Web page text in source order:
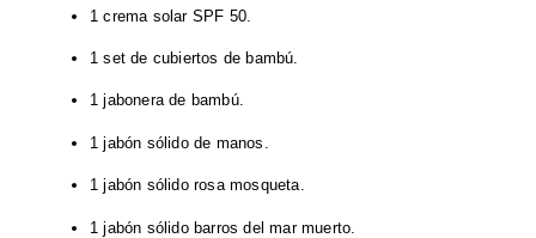
1 crema solar SPF 50.
1 set de cubiertos de bambú.
1 jabonera de bambú.
1 jabón sólido de manos.
1 jabón sólido rosa mosqueta.
1 jabón sólido barros del mar muerto.